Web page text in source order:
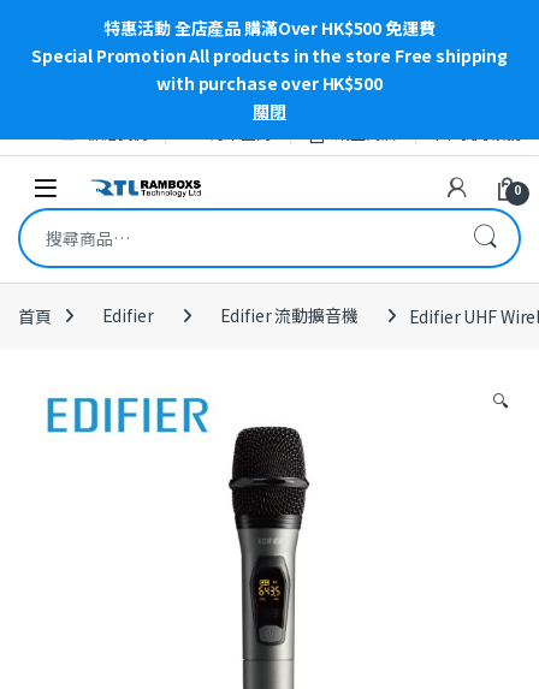
特惠活動 全店產品 購滿Over HK$500 免運費
Special Promotion All products in the store Free shipping
with purchase over HK$500
關閉
Open 0
搜尋關鍵字:
首頁 Edifier Edifier 流動擴音機 Edifier UHF
🔍